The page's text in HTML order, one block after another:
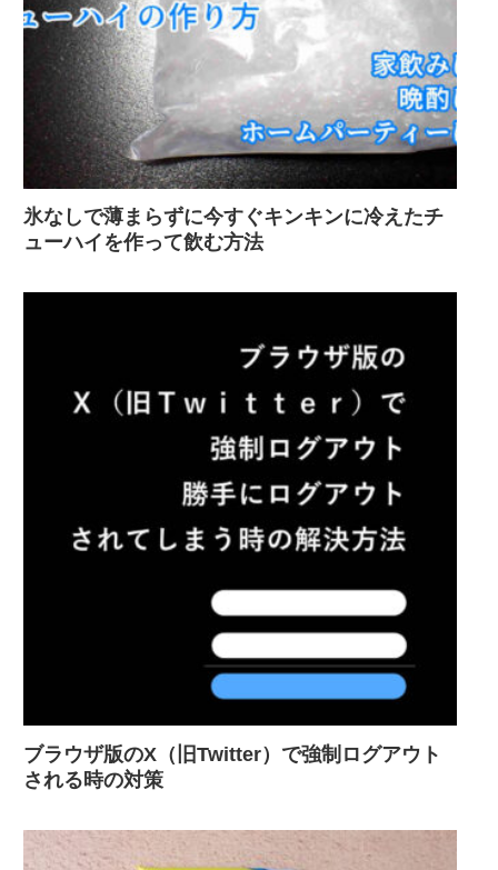
氷なしで薄まらずに今すぐキンキンに冷えたチ
ューハイを作って飲む方法
ブラウザ版のX（旧Twitter）で強制ログアウト
される時の対策